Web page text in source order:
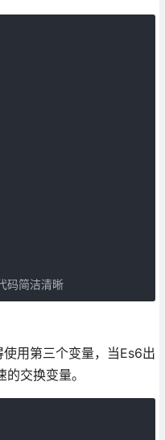
简洁清晰
用第三个变量，当Es6出
交换变量。